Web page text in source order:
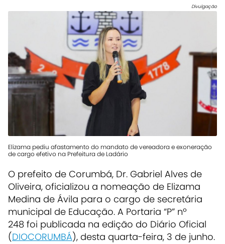
Divulgação
Elizama pediu afastamento do mandato de vereadora e exoneração
de cargo efetivo na Prefeitura de Ladário
O prefeito de Corumbá, Dr. Gabriel Alves de
Oliveira, oficializou a nomeação de Elizama
Medina de Ávila para o cargo de secretária
municipal de Educação. A Portaria “P” nº
248 foi publicada na edição do Diário Oficial
(DIOCORUMBÁ), desta quarta-feira, 3 de junho.